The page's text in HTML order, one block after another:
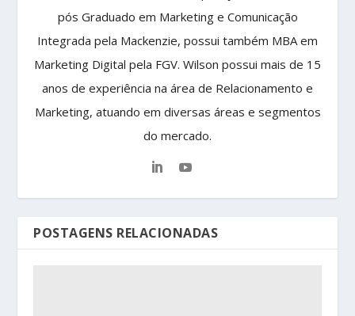
pós Graduado em Marketing e Comunicação
Integrada pela Mackenzie, possui também MBA em
Marketing Digital pela FGV. Wilson possui mais de 15
anos de experiência na área de Relacionamento e
Marketing, atuando em diversas áreas e segmentos
do mercado.
POSTAGENS RELACIONADAS